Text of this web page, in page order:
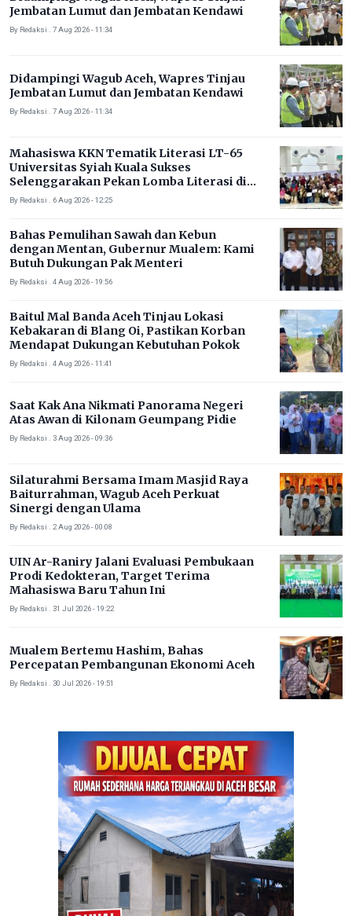
Jembatan Lumut dan Jembatan Kendawi
By Redaksi . 7 Aug 2026 - 11:34
Didampingi Wagub Aceh, Wapres Tinjau
Jembatan Lumut dan Jembatan Kendawi
By Redaksi . 7 Aug 2026 - 11:34
Mahasiswa KKN Tematik Literasi LT-65
Universitas Syiah Kuala Sukses
Selenggarakan Pekan Lomba Literasi di
Gampong Rhieng Blang
By Redaksi . 6 Aug 2026 - 12:25
Bahas Pemulihan Sawah dan Kebun
dengan Mentan, Gubernur Mualem: Kami
Butuh Dukungan Pak Menteri
By Redaksi . 4 Aug 2026 - 19:56
Baitul Mal Banda Aceh Tinjau Lokasi
Kebakaran di Blang Oi, Pastikan Korban
Mendapat Dukungan Kebutuhan Pokok
By Redaksi . 4 Aug 2026 - 11:41
Saat Kak Ana Nikmati Panorama Negeri
Atas Awan di Kilonam Geumpang Pidie
By Redaksi . 3 Aug 2026 - 09:36
Silaturahmi Bersama Imam Masjid Raya
Baiturrahman, Wagub Aceh Perkuat
Sinergi dengan Ulama
By Redaksi . 2 Aug 2026 - 00:08
UIN Ar-Raniry Jalani Evaluasi Pembukaan
Prodi Kedokteran, Target Terima
Mahasiswa Baru Tahun Ini
By Redaksi . 31 Jul 2026 - 19:22
Mualem Bertemu Hashim, Bahas
Percepatan Pembangunan Ekonomi Aceh
By Redaksi . 30 Jul 2026 - 19:51